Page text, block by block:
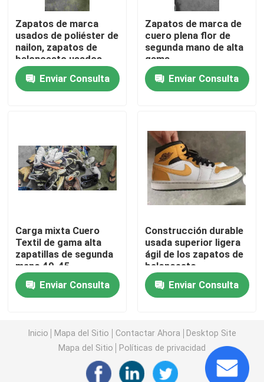
Pida una cita
Ropa de moda usada
Zapatos de los hombres de la segunda mano
Zapatos de gama alta usados
Bolsos de lujo de segunda mano
Zapatos usados ​​para niños
Trajes Casuales De Otoño
Camisas para hombre nuevo modelo
Zapatos de marca
usados ​​de poliéster de
nailon, zapatos de
baloncesto usados ​​
baratos, tacón plano
Enviar Consulta
Zapatos de marca de
cuero plena flor de
segunda mano de alta
gama
Enviar Consulta
Carga mixta Cuero
Textil de gama alta
zapatillas de segunda
mano 40-45
Enviar Consulta
Construcción durable
usada superior ligera
ágil de los zapatos de
baloncesto
Enviar Consulta
Inicio Mapa del Sitio Contactar Ahora
Desktop Site
Mapa del Sitio
Políticas de privacidad